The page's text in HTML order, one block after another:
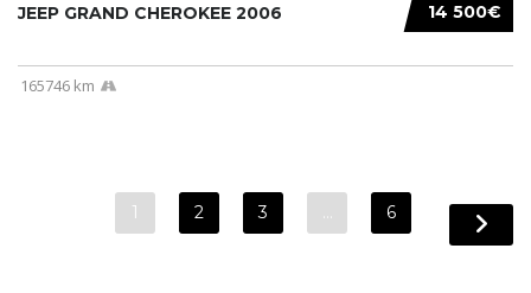
14 500€
JEEP GRAND CHEROKEE 2006
165746 km
1 2 3 … 6